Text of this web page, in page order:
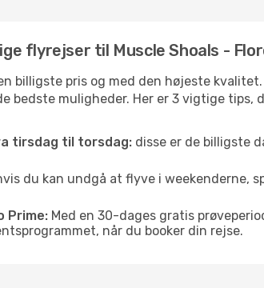
flyrejser til Muscle Shoals -
billigste pris og med den højeste
bedste muligheder. Her er 3 vigtige
tirsdag til torsdag: disse er de billigste
du kan undgå at flyve i weekenderne,
Prime: Med en 30-dages gratis
når du booker din rejse.